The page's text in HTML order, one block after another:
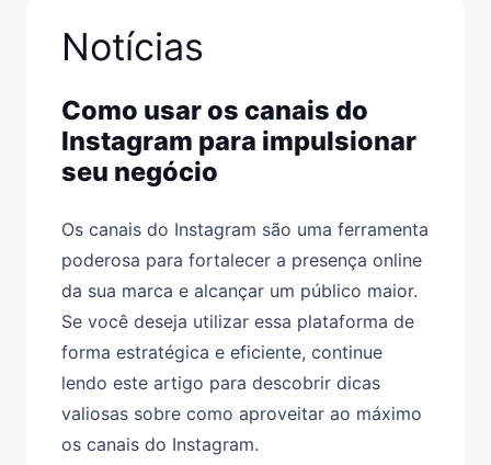
Notícias
Como usar os canais do
Instagram para impulsionar
seu negócio
Os canais do Instagram são uma ferramenta
poderosa para fortalecer a presença online
da sua marca e alcançar um público maior.
Se você deseja utilizar essa plataforma de
forma estratégica e eficiente, continue
lendo este artigo para descobrir dicas
valiosas sobre como aproveitar ao máximo
os canais do Instagram.